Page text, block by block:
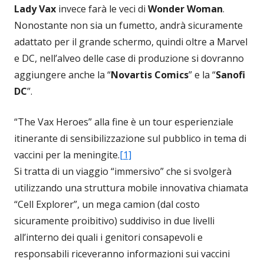
Lady Vax invece farà le veci di Wonder Woman.
Nonostante non sia un fumetto, andrà sicuramente
adattato per il grande schermo, quindi oltre a Marvel
e DC, nell’alveo delle case di produzione si dovranno
aggiungere anche la “Novartis Comics” e la “Sanofi
DC”.
“The Vax Heroes” alla fine è un tour esperienziale
itinerante di sensibilizzazione sul pubblico in tema di
vaccini per la meningite.[1]
Si tratta di un viaggio “immersivo” che si svolgerà
utilizzando una struttura mobile innovativa chiamata
“Cell Explorer”, un mega camion (dal costo
sicuramente proibitivo) suddiviso in due livelli
all’interno dei quali i genitori consapevoli e
responsabili riceveranno informazioni sui vaccini